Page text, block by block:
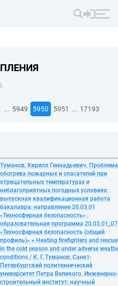
... 5949 5950 5951 ... 17193
Туманов, Кирилл Геннадьевич. Проблема
обогрева пожарных и спасателей при
отрицательных температурах и
неблагоприятных погодных условиях:
выпускная квалификационная работа
бакалавра: направление 20.03.01
«Техносферная безопасность» ;
образовательная программа 20.03.01_07
«Техносферная безопасность (общий
профиль)» = Heating firefighters and
in the cold season and under adverse
conditions / К. Г. Туманов; Санкт-
Петербургский политехнический
университет Петра Великого, Инженерно-
строительный институт; научный